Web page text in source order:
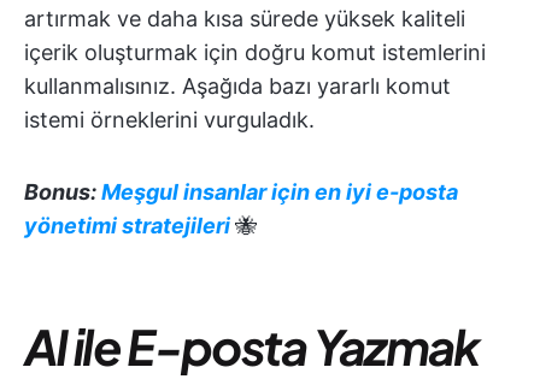
artırmak ve daha kısa sürede yüksek kaliteli
içerik oluşturmak için doğru komut istemlerini
kullanmalısınız. Aşağıda bazı yararlı komut
istemi örneklerini vurguladık.
Bonus:Meşgul insanlar için en iyi e-posta
yönetimi stratejileri🐝
AI ile E-posta Yazmak